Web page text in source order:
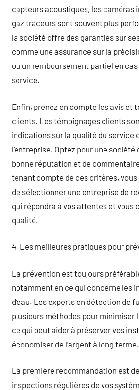
capteurs acoustiques, les caméras
gaz traceurs sont souvent plus
la société offre des garanties sur
comme une assurance sur la
ou un remboursement partiel en
service.
Enfin, prenez en compte les avis et
clients. Les témoignages clients
indications sur la qualité du service
l’entreprise. Optez pour une société
bonne réputation et de
tenant compte de ces critères, vous
de sélectionner une entreprise de
qui répondra à vos attentes et vous
qualité.
4. Les meilleures pratiques pour
La prévention est toujours
notamment en ce qui concerne les
d’eau. Les experts en détection de
plusieurs méthodes pour minimiser
ce qui peut aider à préserver vos
économiser de l’argent à long terme.
La première recommandation est
inspections régulières de vos